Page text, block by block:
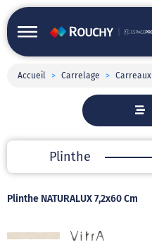
Accueil > Carrelage > Carreaux
Plinthe
Plinthe NATURALUX 7,2x60 Cm